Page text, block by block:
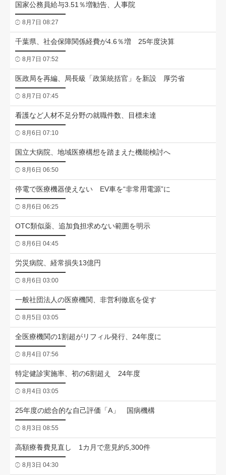
国家公務員給与3.51％増勧告、人事院
8月7日 08:27
千葉県、社会保障関係経費が4.6％増 25年度決算
8月7日 07:52
医政局を再編、局長級「政策統括官」を新設 厚労省
8月7日 07:45
看護など人材不足分野の就職件数、目標未達
8月6日 07:10
国立大病院、地域医療構想を踏まえた機能検討へ
8月6日 06:50
停電で医療機器使えない EV車を“非常用電源”に
8月6日 06:25
OTC類似薬、追加負担求めない範囲を明示
8月6日 04:45
労災病院、経常損失13億円
8月6日 03:00
一般社団法人の医療機関、非営利徹底を促す
8月5日 03:05
全医療機関の1割超がリフィル発行、24年度に
8月4日 07:56
特定健診実施率、初の6割超え 24年度
8月4日 03:05
25年度の総合的な自己評価「A」 国病機構
8月3日 08:55
高額療養費見直し 1カ月で意見約5,300件
8月3日 04:30